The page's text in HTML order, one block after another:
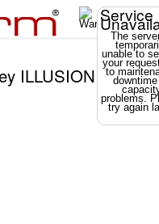
Service
The
unable to
your
to
problems.
try again
ILLUSION Tisch